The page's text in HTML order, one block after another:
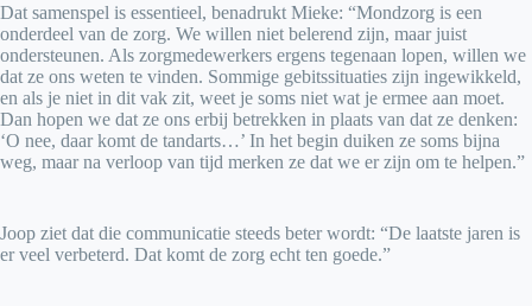
Dat samenspel is essentieel, benadrukt Mieke: “Mondzorg is een
onderdeel van de zorg. We willen niet belerend zijn, maar juist
ondersteunen. Als zorgmedewerkers ergens tegenaan lopen, willen we
dat ze ons weten te vinden. Sommige gebitssituaties zijn ingewikkeld,
en als je niet in dit vak zit, weet je soms niet wat je ermee aan moet.
Dan hopen we dat ze ons erbij betrekken in plaats van dat ze denken:
‘O nee, daar komt de tandarts…’ In het begin duiken ze soms bijna
weg, maar na verloop van tijd merken ze dat we er zijn om te helpen.”
Joop ziet dat die communicatie steeds beter wordt: “De laatste jaren is
er veel verbeterd. Dat komt de zorg echt ten goede.”